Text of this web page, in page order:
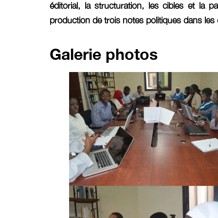
éditorial, la structuration, les cibles et la
production de trois notes politiques dans
Galerie photos